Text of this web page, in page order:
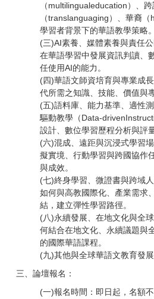
（multilingualeducation）、
（translanguaging）、華裔
學習者背景下的華語教學策略。
(三)AI素養、媒體素養與責任
在華語學習中發展資訊判讀、
任使用AI的能力。
(四)華語文師資培育與專業成
代所需之知識、技能、價值與
(五)語料庫、能力基準、適性
驅動教學（Data-
設計、數位學習歷程分析與評
(六)混成、遠距與沉浸式學習
擬實境、行動學習與跨國協作
與成效。
(七)終身學習、微證書與跨域
如何與高教國際化、產業需求
結，建立彈性學習路徑。
(八)永續發展、在地文化與全
何結合在地文化、永續議題與
的國際華語課程。
(九)其他與全球華語文教育發
三、論壇報名：
(一)報名時間：即日起，名額不